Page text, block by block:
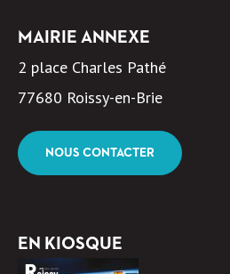
MAIRIE ANNEXE
2 place Charles Pathé
77680 Roissy-en-Brie
NOUS CONTACTER
EN KIOSQUE